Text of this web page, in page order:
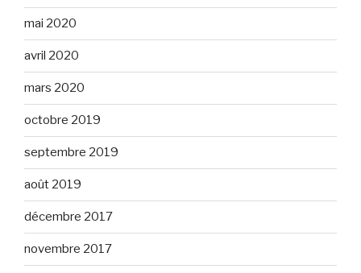
mai 2020
avril 2020
mars 2020
octobre 2019
septembre 2019
août 2019
décembre 2017
novembre 2017